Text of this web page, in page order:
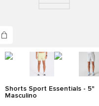
Shorts Sport Essentials - 5"
Masculino